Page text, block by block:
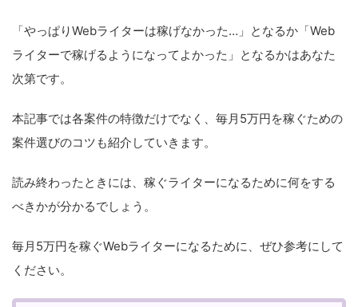
「やっぱりWebライターは稼げなかった…」となるか「Web
ライターで稼げるようになってよかった」となるかはあなた
次第です。
本記事では各案件の特徴だけでなく、毎月5万円を稼ぐための
案件選びのコツも紹介していきます。
読み終わったときには、稼ぐライターになるために何をする
べきかが分かるでしょう。
毎月5万円を稼ぐWebライターになるために、ぜひ参考にして
ください。